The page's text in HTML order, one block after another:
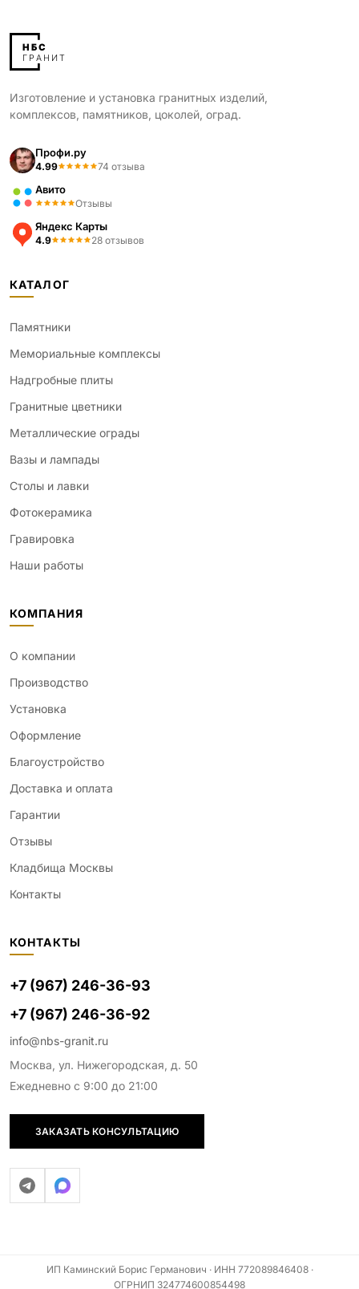
Изготовление и установка гранитных изделий,
комплексов, памятников, цоколей, оград.
Профи.ру
4.99 74 отзыва
Авито
Отзывы
Яндекс Карты
4.9 28 отзывов
КАТАЛОГ
Памятники
Мемориальные комплексы
Надгробные плиты
Гранитные цветники
Металлические ограды
Вазы и лампады
Столы и лавки
Фотокерамика
Гравировка
Наши работы
КОМПАНИЯ
О компании
Производство
Установка
Оформление
Благоустройство
Доставка и оплата
Гарантии
Отзывы
Кладбища Москвы
Контакты
КОНТАКТЫ
+7 (967) 246-36-93
+7 (967) 246-36-92
info@nbs-granit.ru
Москва, ул. Нижегородская, д. 50
Ежедневно с 9:00 до 21:00
ЗАКАЗАТЬ КОНСУЛЬТАЦИЮ
ИП Каминский Борис Германович · ИНН 772089846408 ·
ОГРНИП 324774600854498